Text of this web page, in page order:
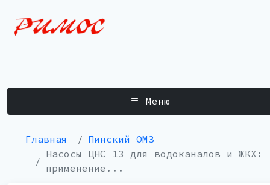
Меню
Главная
Пинский ОМЗ
Насосы ЦНС 13 для водоканалов и ЖКХ:
применение...